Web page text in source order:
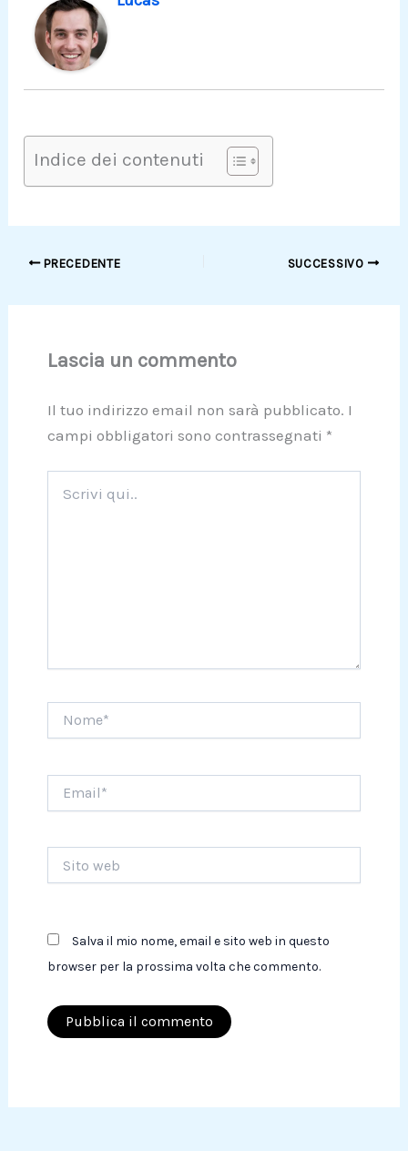
Indice dei contenuti
PRECEDENTE SUCCESSIVO
Lascia un commento
Il tuo indirizzo email non sarà pubblicato. I
campi obbligatori sono contrassegnati *
qui..
web
Salva il mio nome, email e sito web in questo
browser per la prossima volta che commento.